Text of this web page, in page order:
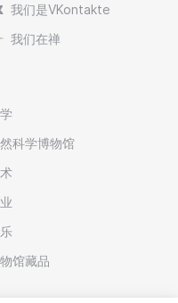
我们是VKontakte
我们在禅
科学博物馆
馆藏品